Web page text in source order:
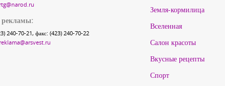
rtg@narod.ru
рекламы:
240-70-21, факс: (423) 240-70-22
reklama@arsvest.ru
Земля-кормилица
Вселенная
Салон красоты
Вкусные рецепты
Спорт